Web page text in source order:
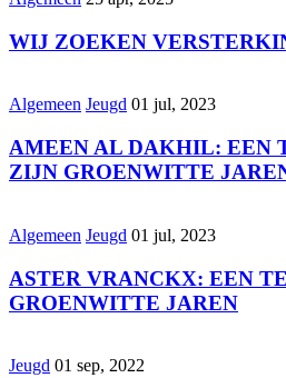
WIJ ZOEKEN
Algemeen Jeugd 01 jul, 2023
AMEEN AL DAKHIL: EEN
ZIJN GROENWITTE
Algemeen Jeugd 01 jul, 2023
ASTER VRANCKX: EEN
GROENWITTE JAREN
Jeugd 01 sep, 2022